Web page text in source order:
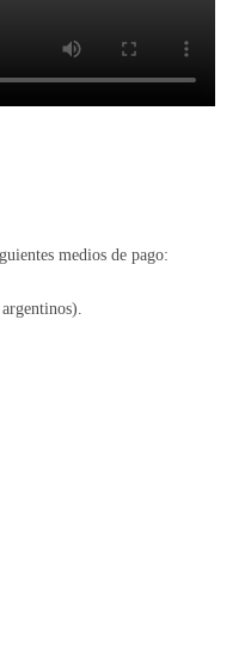
medios de pago: